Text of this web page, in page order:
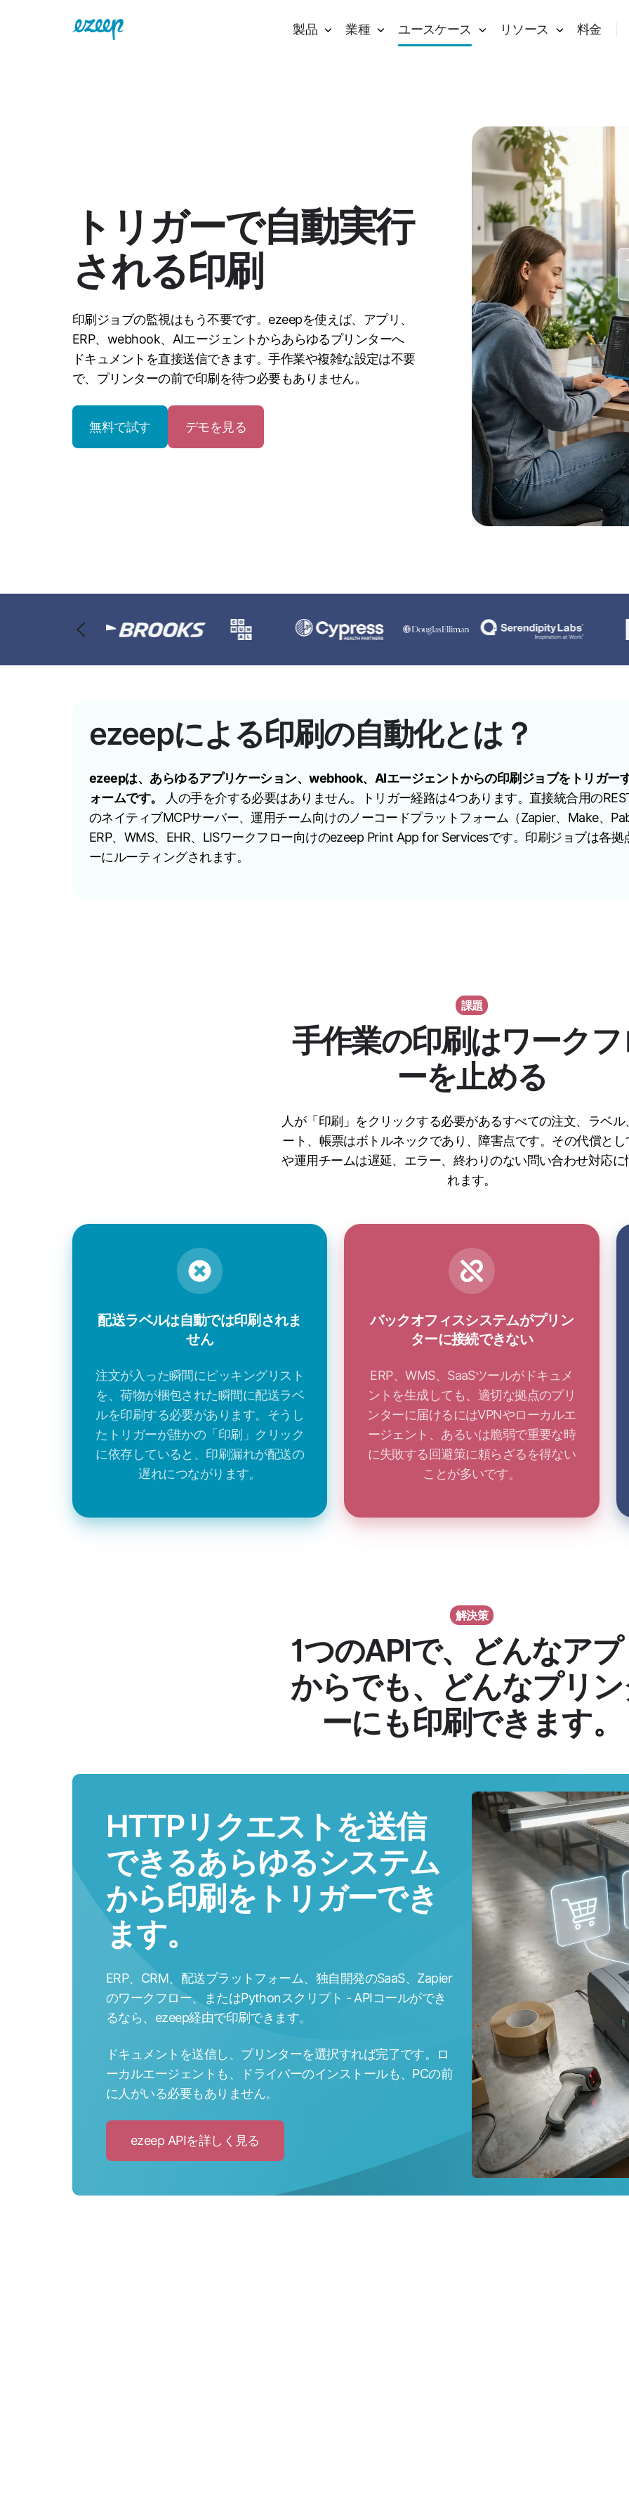
製品 業種 ユースケース リソース 料金
トリガーで自動実行
される印刷
印刷ジョブの監視はもう不要です。ezeepを使えば、アプリ、
ERP、webhook、AIエージェントからあらゆるプリンターへ
ドキュメントを直接送信できます。手作業や複雑な設定は不要
で、プリンターの前で印刷を待つ必要もありません。
無料で試す デモを見る
ezeepによる印刷の自動化とは？
ezeepは、あらゆるアプリケーション、webhook、AIエージェントからの印刷ジョブをトリガー
ォームです。
人の手を介する必要はありません。トリガー経路は4つあります。直接統合用の
のネイティブMCPサーバー、運用チーム向けのノーコードプラットフォーム（Zapier、Make、
ERP、WMS、EHR、LISワークフロー向けのezeep Print App for Servicesです。印刷ジョブは各
ーにルーティングされます。
課題
手作業の印刷はワーク
ーを止める
人が「印刷」をクリックする必要があるすべての注文、ラベル
ート、帳票はボトルネックであり、障害点です。その代償とし
や運用チームは遅延、エラー、終わりのない問い合わせ対応に
れます。
配送ラベルは自動では印刷されま
せん
注文が入った瞬間にピッキングリスト
を、荷物が梱包された瞬間に配送ラベ
ルを印刷する必要があります。そうし
たトリガーが誰かの「印刷」クリック
に依存していると、印刷漏れが配送の
遅れにつながります。
バックオフィスシステムがプリン
ターに接続できない
ERP、WMS、SaaSツールがドキュメ
ントを生成しても、適切な拠点のプリ
ンターに届けるにはVPNやローカルエ
ージェント、あるいは脆弱で重要な時
に失敗する回避策に頼らざるを得ない
ことが多いです。
解決策
1つのAPIで、どんなア
からでも、どんなプリ
ーにも印刷できます。
HTTPリクエストを送信
できるあらゆるシステム
から印刷をトリガーでき
ます。
ERP、CRM、配送プラットフォーム、独自開発のSaaS、Zapier
のワークフロー、またはPythonスクリプト - APIコールができ
るなら、ezeep経由で印刷できます。
ドキュメントを送信し、プリンターを選択すれば完了です。ロ
ーカルエージェントも、ドライバーのインストールも、PCの前
に人がいる必要もありません。
ezeep APIを詳しく見る
to
API